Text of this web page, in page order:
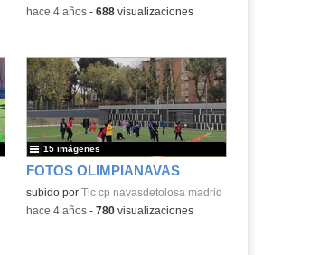
-hace 4 años- 688visualizaciones
FOTOS OLIMPIANAVAS
subido por Tic cp navasdetolosa madrid
15 imágenes
-hace 4 años- 780visualizaciones